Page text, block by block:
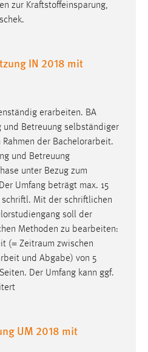
zur Kraftstoffeinsparung,
IN 2018 mit
erarbeiten. BA
und Betreuung selbständiger
der Bachelorarbeit.
und Betreuung
unter Bezug zum
Umfang beträgt max. 15
schriftl. Mit der schriftlichen
soll der
Methoden zu bearbeiten:
(= Zeitraum zwischen
und Abgabe) von 5
Der Umfang kann ggf.
UM 2018 mit